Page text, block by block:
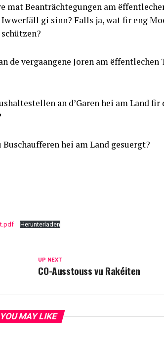
mat Beanträchtegungen am
gi sinn? Falls ja, wat fir eng
vergaangene Joren am ëffentlechen
an d’Garen hei am Land fir
hei am Land gesuergt?
Herunterladen
UP NEXT
CO-Ausstouss vu Rakéiten
YOU MAY LIKE